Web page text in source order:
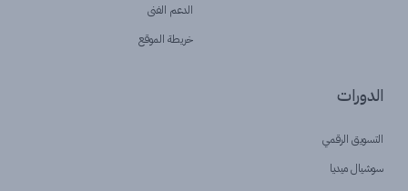
الدعم الفنى
خريطة الموقع
الدورات
التسويق الرقمي
سوشيال ميديا